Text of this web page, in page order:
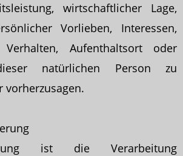
wirtschaftlicher Lage,
Vorlieben, Interessen,
Verhalten, Aufenthaltsort oder
natürlichen Person zu
vorherzusagen.
ist die Verarbeitung